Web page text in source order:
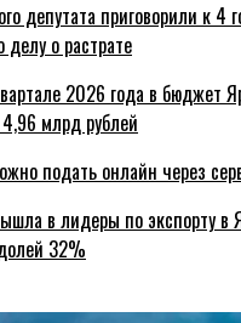
депутата приговорили к 4
делу о растрате
2026 года в бюджет
млрд рублей
подать онлайн через
в лидеры по экспорту в
32%